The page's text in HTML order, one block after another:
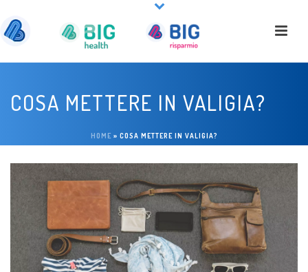
COSA METTERE IN VALIGIA?
HOME » COSA METTERE IN VALIGIA?